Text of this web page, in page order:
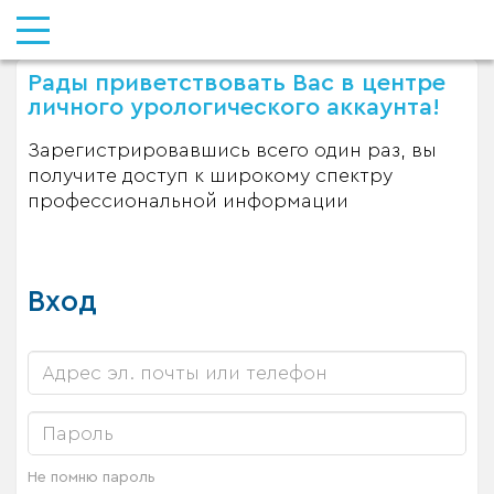
Рады приветствовать Вас в центре
личного урологического аккаунта!
Зарегистрировавшись всего один раз, вы
получите доступ к широкому спектру
профессиональной информации
Вход
Не помню пароль